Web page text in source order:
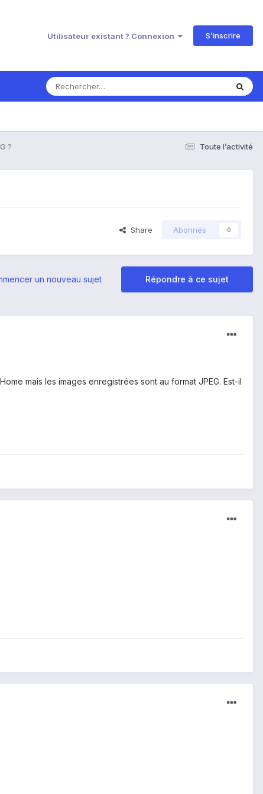
Utilisateur existant ? Connexion S’inscrire
Toute l’activité
?
Share Abonnés 0
Répondre à ce sujet
un nouveau sujet
mais les images enregistrées sont au format JPEG. Est-il